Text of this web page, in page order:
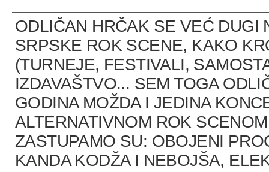
ODLIČAN HRČAK SE VEĆ DUGI
SRPSKE ROK SCENE, KAKO
(TURNEJE, FESTIVALI,
IZDAVAŠTVO... SEM TOGA
GODINA MOŽDA I JEDINA
ALTERNATIVNOM ROK
ZASTUPAMO SU: OBOJENI
KANDA KODŽA I NEBOJŠA,